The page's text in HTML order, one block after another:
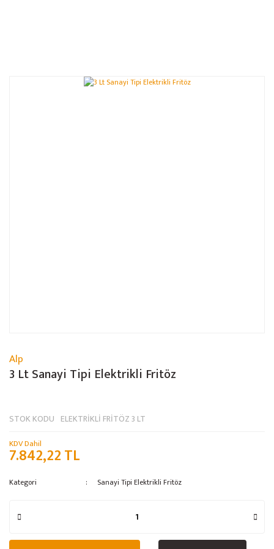
Alp
3 Lt Sanayi Tipi Elektrikli Fritöz
STOK KODU ELEKTRİKLİ FRİTÖZ 3 LT
KDV Dahil
7.842,22 TL
Kategori Sanayi Tipi Elektrikli Fritöz